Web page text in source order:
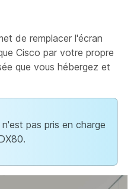
de remplacer l'écran
Cisco par votre propre
que vous hébergez et
pas pris en charge